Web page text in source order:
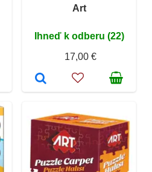
Art
Ihneď k odberu (22)
17,00 €